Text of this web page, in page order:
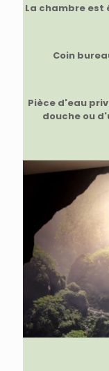
La chambre est
Coin
Pièce d'eau
douche ou